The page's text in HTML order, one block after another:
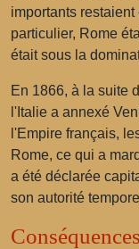
importants
particulier, Rome
était sous la
En 1866, à la suite
l'Italie a annexé
l'Empire français,
Rome, ce qui a
a été déclarée
son autorité